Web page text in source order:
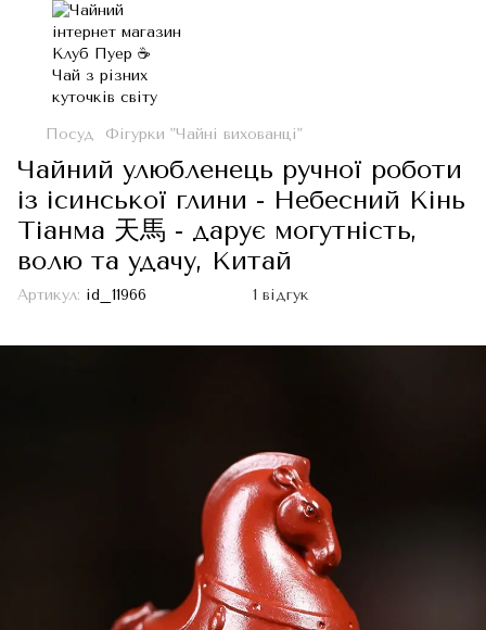
Посуд Фігурки "Чайні вихованці"
Чайний улюбленець ручної роботи
із ісинської глини - Небесний Кінь
Тіанма 天馬 - дарує могутність,
волю та удачу, Китай
Артикул: id_11966 1 відгук